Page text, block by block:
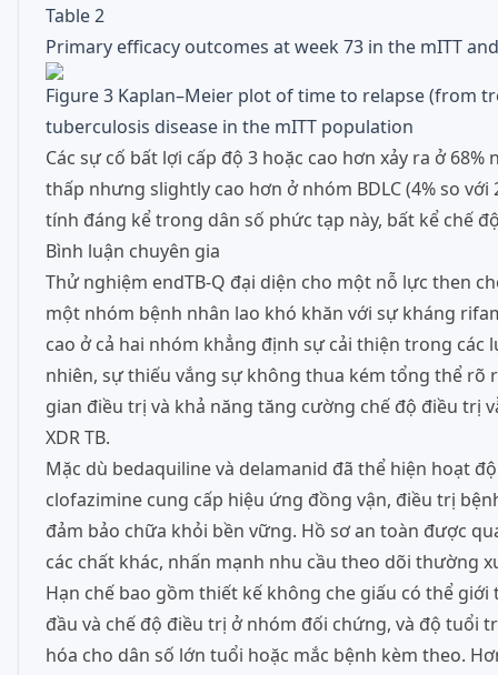
Table 2
Primary efficacy outcomes at week 73 in the mITT
Figure 3 Kaplan–Meier plot of time to relapse (from
tuberculosis disease in the mITT population
Các sự cố bất lợi cấp độ 3 hoặc cao hơn xảy ra ở
thấp nhưng slightly cao hơn ở nhóm BDLC (4% so
tính đáng kể trong dân số phức tạp này, bất kể chế
Bình luận chuyên gia
Thử nghiệm endTB-Q đại diện cho một nỗ lực then
một nhóm bệnh nhân lao khó khăn với sự kháng
cao ở cả hai nhóm khẳng định sự cải thiện trong các
nhiên, sự thiếu vắng sự không thua kém tổng thể rõ
gian điều trị và khả năng tăng cường chế độ điều trị
XDR TB.
Mặc dù bedaquiline và delamanid đã thể hiện hoạt
clofazimine cung cấp hiệu ứng đồng vận, điều trị
đảm bảo chữa khỏi bền vững. Hồ sơ an toàn được
các chất khác, nhấn mạnh nhu cầu theo dõi thường
Hạn chế bao gồm thiết kế không che giấu có thể
đầu và chế độ điều trị ở nhóm đối chứng, và độ tuổi
hóa cho dân số lớn tuổi hoặc mắc bệnh kèm theo.